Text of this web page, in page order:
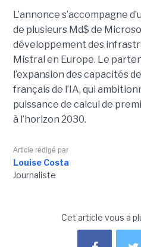
L’annonce s’accompagne
de plusieurs Md$ de
développement des
Mistral en Europe. Le
l’expansion des capacités
français de l’IA, qui
puissance de calcul de
à l’horizon 2030.
Article rédigé par
Louise Costa
Journaliste
Cet article vous a